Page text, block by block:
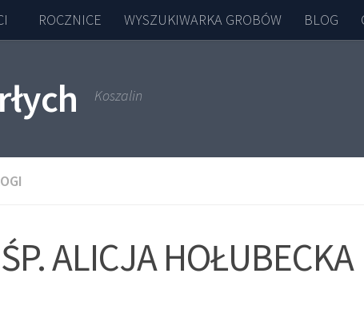
ROCZNICE WYSZUKIWARKA GROBÓW BLOG
Koszalin
ŚP. ALICJA HOŁUBECKA